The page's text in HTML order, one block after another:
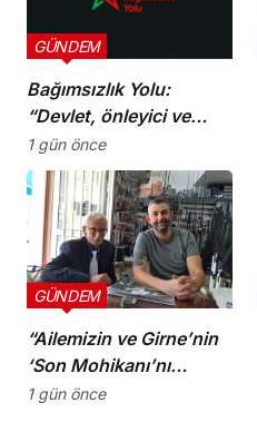
Bağımsızlık Yolu:
“Devlet, önleyici ve
koruyucu
sorumluluklarını yerine
getirmeli”
GÜNDEM
1 gün önce
“Ailemizin ve Girne’nin
‘Son Mohikanı’nı
kaybettik”
GÜNDEM
1 gün önce